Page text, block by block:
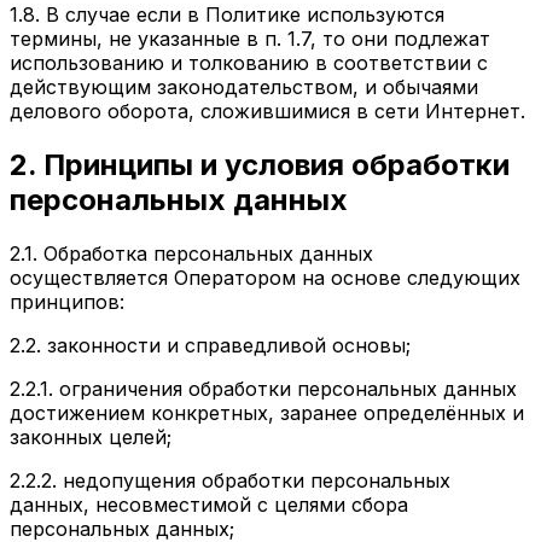
1.8. В случае если в Политике используются
термины, не указанные в п. 1.7, то они подлежат
использованию и толкованию в соответствии с
действующим законодательством, и обычаями
делового оборота, сложившимися в сети Интернет.
2. Принципы и условия обработки
персональных данных
2.1. Обработка персональных данных
осуществляется Оператором на основе следующих
принципов:
2.2. законности и справедливой основы;
2.2.1. ограничения обработки персональных данных
достижением конкретных, заранее определённых и
законных целей;
2.2.2. недопущения обработки персональных
данных, несовместимой с целями сбора
персональных данных;